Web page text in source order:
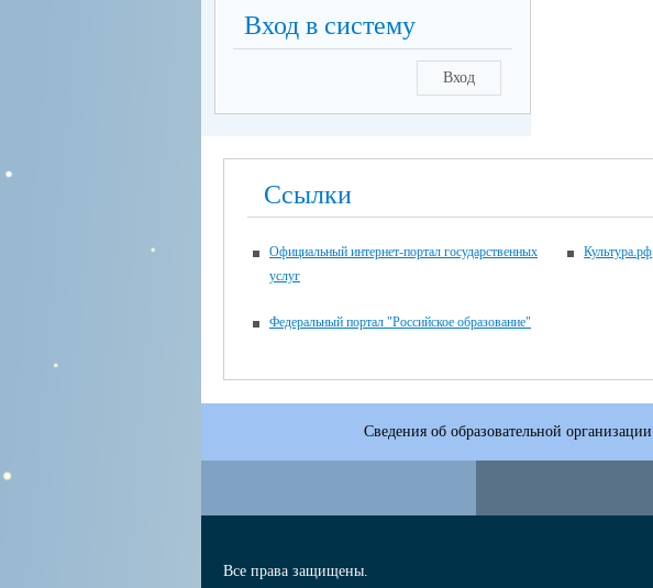
Вход в систему
Вход
Ссылки
Официальный интернет-портал государственных
услуг
Культура.рф
Федеральный портал "Российское образование"
Сведения об образовательной организации
Все права защищены.